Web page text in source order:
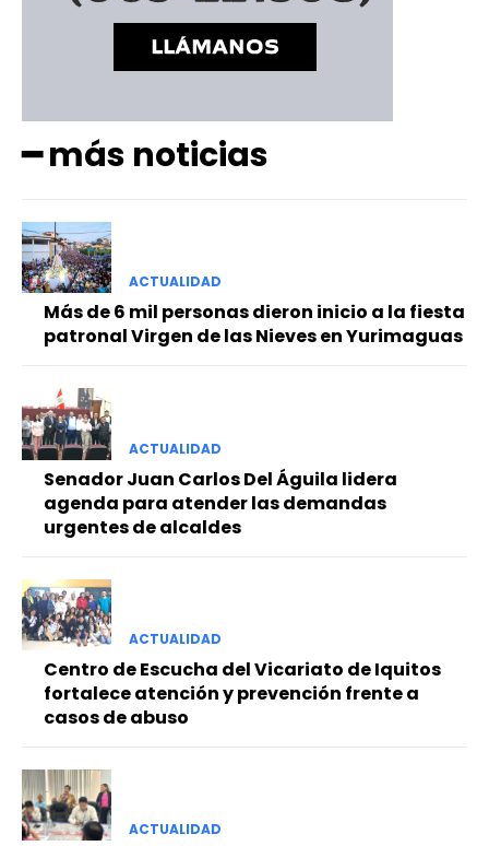
━ más noticias
ACTUALIDAD
Más de 6 mil personas dieron inicio a la fiesta
patronal Virgen de las Nieves en Yurimaguas
ACTUALIDAD
Senador Juan Carlos Del Águila lidera
agenda para atender las demandas
urgentes de alcaldes
ACTUALIDAD
Centro de Escucha del Vicariato de Iquitos
fortalece atención y prevención frente a
casos de abuso
ACTUALIDAD